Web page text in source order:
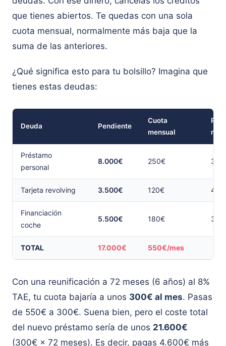
que tienes abiertos. Te quedas con una sola
cuota mensual, normalmente más baja que la
suma de las anteriores.
¿Qué significa esto para tu bolsillo? Imagina que
tienes estas deudas:
Deuda Pendiente
Cuota
mensual
Préstamo
personal
8.000€ 250€ 36
Tarjeta revolving 3.500€ 120€ 42
Financiación
coche
5.500€ 180€ 30
TOTAL 17.000€ 550€/mes
Con una reunificación a 72 meses (6 años) al 8%
TAE, tu cuota bajaría a unos 300€ al mes. Pasas
de 550€ a 300€. Suena bien, pero el coste total
del nuevo préstamo sería de unos 21.600€
(300€ × 72 meses). Es decir, pagas 4.600€ más